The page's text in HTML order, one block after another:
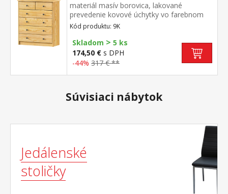
materiál masív borovica, lakované
prevedenie kovové úchytky vo farebnom
prevedení černená mosadz 2 úzke a 4
široké zásuvky s kovovými pojazdmi
Kód produktu: 9K
Skladom > 5 ks
174,50 € s DPH
-44% 317 € **
Súvisiaci nábytok
Jedálenské
stoličky